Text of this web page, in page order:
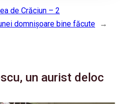
de Crăciun – 2
domnișoare bine făcute
→
un aurist deloc